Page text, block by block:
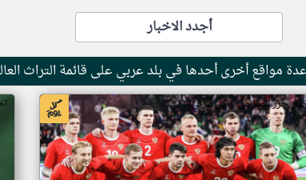
أجدد الاخبار
مواقع أخرى أحدها في بلد عربي على قائمة التراث
جزر القمر من ار تي عربي